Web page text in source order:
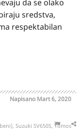
da se olako
sredstva,
respektabilan
Napisano Mart 6, 2020
Suzuki SV650S, Tomos